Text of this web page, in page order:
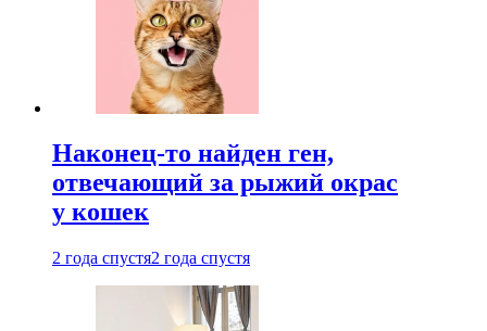
Наконец-то найден ген,
отвечающий за рыжий окрас
у кошек
2 года спустя2 года спустя